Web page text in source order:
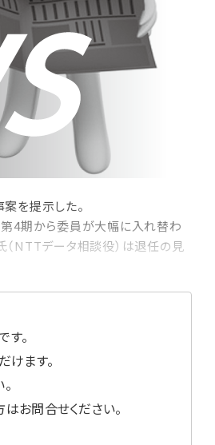
を提示した。
4期から委員が大幅に入れ替わ
NTTデータ相談役）は退任の見
。
ます。
お問合せください。